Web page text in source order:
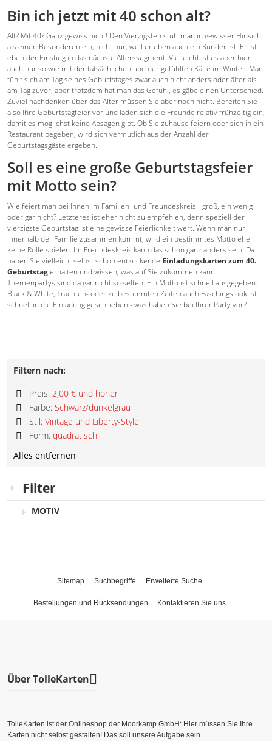
Bin ich jetzt mit 40 schon alt?
Alt? Mit 40? Ganz gewiss nicht! Den Vierzigsten stuft man in gewisser Hinsicht
als einen Besonderen ein, nicht nur, weil er eben auch ein Runder ist. Er ist
eben der Einstieg in das nächste Alterssegment. Vielleicht ist es aber hier
auch nur so wie mit der tatsächlichen und der gefühlten Kälte im Winter: Man
fühlt sich am Tag seines Geburtstages zwar auch nicht anders oder älter als
am Tag zuvor, aber trotzdem hat man das Gefühl, es gäbe einen Unterschied.
Zuviel nachdenken über das Alter müssen Sie aber noch nicht. Bereiten Sie
also Ihre Geburtstagfeier vor und laden sich die Freunde relativ frühzeitig ein,
damit es möglichst keine Absagen gibt. Ob Sie zuhause feiern oder sich in ein
Restaurant begeben, wird sich vermutlich aus der Anzahl der
Geburtstagsgäste ergeben.
Soll es eine große Geburtstagsfeier
mit Motto sein?
Wie feiert man bei Ihnen im Familien- und Freundeskreis - groß, ein wenig
oder gar nicht? Letzteres ist eher nicht zu empfehlen, denn speziell der
vierzigste Geburtstag ist eine gewisse Feierlichkeit wert. Wenn man nur
innerhalb der Familie zusammen kommt, wird ein bestimmtes Motto eher
keine Rolle spielen. Im Freundeskreis kann das schon ganz anders sein. Da
haben Sie vielleicht selbst schon entzückende Einladungskarten zum 40.
Geburtstagerhalten und wissen, was auf Sie zukommen kann.
Themenpartys sind da gar nicht so selten. Ein Motto ist schnell ausgegeben:
Black & White, Trachten- oder zu bestimmten Zeiten auch Faschingslook ist
schnell in die Einladung geschrieben - was haben Sie bei Ihrer Party vor?
Filtern nach:
Preis: 2,00 € und höher
Diesen
Artikel
entfernen
Farbe: Schwarz/dunkelgrau
Diesen
Artikel
entfernen
Stil: Vintage und Liberty-Style
Diesen
entfernen
Form: quadratisch
Artikel
Alles entfernen
Filter
MOTIV
Sitemap Suchbegriffe Erweiterte Suche
Bestellungen und Rücksendungen Kontaktieren Sie uns
Über TolleKarten
TolleKarten ist der Onlineshop der Moorkamp GmbH: Hier müssen Sie Ihre
Karten nicht selbst gestalten! Das soll unsere Aufgabe sein.